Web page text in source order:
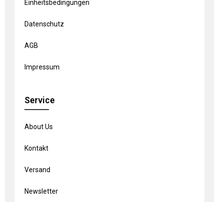
Einheitsbedingungen
Datenschutz
AGB
Impressum
Service
About Us
Kontakt
Versand
Newsletter